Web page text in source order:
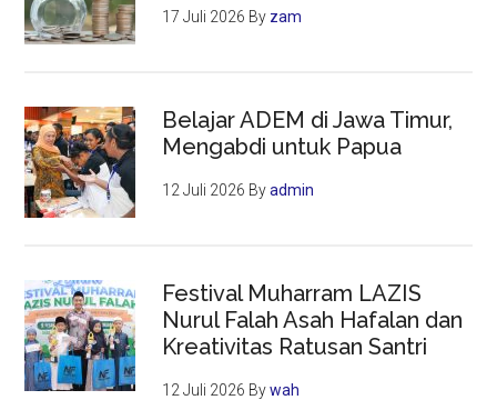
17 Juli 2026 By zam
Belajar ADEM di Jawa Timur,
Mengabdi untuk Papua
12 Juli 2026 Byadmin
Festival Muharram LAZIS
Nurul Falah Asah Hafalan dan
Kreativitas Ratusan Santri
12 Juli 2026 Bywah